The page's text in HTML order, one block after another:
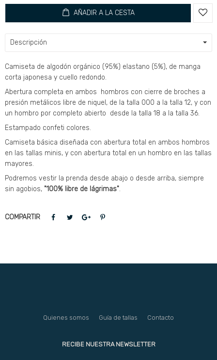
AÑADIR A LA CESTA
Descripción
Camiseta de algodón orgánico (95%) elastano (5%), de manga
corta japonesa y cuello redondo.
Abertura completa en ambos hombros con cierre de broches a
presión metálicos libre de niquel, de la talla 000 a la talla 12, y con
un hombro por completo abierto desde la talla 18 a la talla 36.
Estampado confeti colores.
Camiseta básica diseñada con abertura total en ambos hombros
en las tallas minis, y con abertura total en un hombro en las tallas
mayores.
Podremos vestir la prenda desde abajo o desde arriba, siempre
sin agobios, "100% libre de lágrimas".
COMPARTIR
Quienes somos Guía de tallas Contacto
RECIBE NUESTRA NEWSLETTER